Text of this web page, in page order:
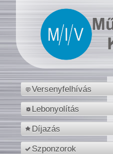
Versenyfelhívás
Lebonyolítás
Díjazás
Szponzorok